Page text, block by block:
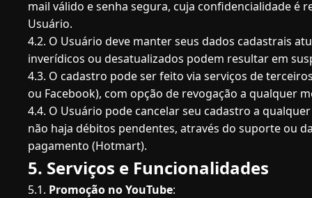
mail válido e senha segura, cuja confidencialidade é
Usuário.
4.2. O Usuário deve manter seus dados cadastrais
inverídicos ou desatualizados podem resultar em
4.3. O cadastro pode ser feito via serviços de
ou Facebook), com opção de revogação a qualquer
4.4. O Usuário pode cancelar seu cadastro a
não haja débitos pendentes, através do suporte ou
pagamento (Hotmart).
5. Serviços e Funcionalidades
5.1. Promoção no YouTube: